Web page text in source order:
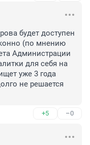
будет доступен
(по мнению
Администрации
для себя на
уже 3 года
не решается
+5 –0